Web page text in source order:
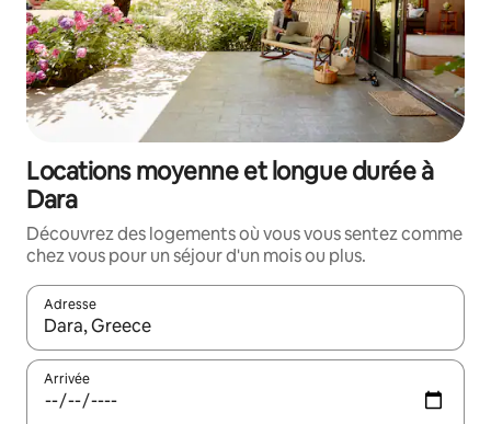
Locations moyenne et longue durée à
Dara
Découvrez des logements où vous vous sentez comme
chez vous pour un séjour d'un mois ou plus.
Adresse
Lorsque les résultats s'affichent, utilisez les flèches vers le
Arrivée